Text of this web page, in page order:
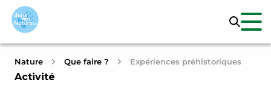
Nature Que faire ? Expériences préhistoriques
Activité